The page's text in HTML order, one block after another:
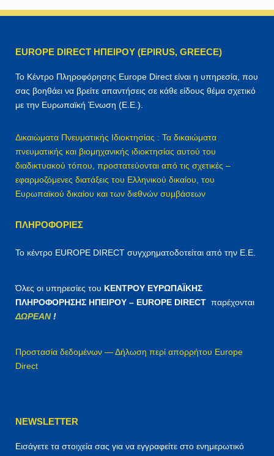
ή
η
EUROPE DIRECT ΗΠΕΙΡΟΥ (EPIRUS, GREECE)
Το Κέντρο Πληροφόρησης Europe Direct είναι η υπηρεσία, που
σας βοηθάει να βρείτε απαντήσεις σε κάθε είδους θέμα σχετικό
με την Ευρωπαϊκή Ένωση (Ε.Ε.).
Δικαιώματα Πνευματικής Ιδιοκτησίας : Τα δικαιώματα
πνευματικής και βιομηχανικής ιδιοκτησίας αυτού του
διαδικτυακού τόπου, προστατεύονται από τις σχετικές –
εφαρμοζόμενες διατάξεις του Ελληνικού δικαίου, του
Ευρωπαϊκού δικαίου και των διεθνών συμβάσεων
ΠΛΗΡΟΦΟΡΊΕΣ
Το κέντρο EUROPE DIRECT συγχρηματοδοτείται από την Ε.Ε.
Όλες οι υπηρεσίες του ΚΕΝΤΡΟΥ ΕΥΡΩΠΑΪΚΗΣ
ΠΛΗΡΟΦΟΡΗΣΗΣ ΗΠΕΙΡΟΥ – EUROPE DIRECT παρέχονται
ΔΩΡΕΑΝ!
Προστασία δεδομένων — Δήλωση περί απορρήτου Europe
Direct
NEWSLETTER
Εισάγετε τα στοιχεία σας για να εγγραφείτε στο ενημερωτικό